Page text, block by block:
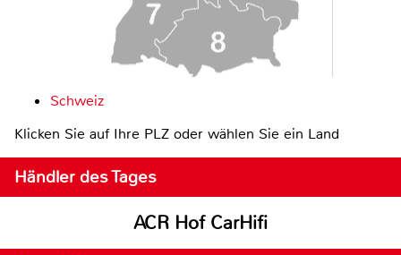
Schweiz
Klicken Sie auf Ihre PLZ oder wählen Sie ein Land
Händler des Tages
ACR Hof CarHifi